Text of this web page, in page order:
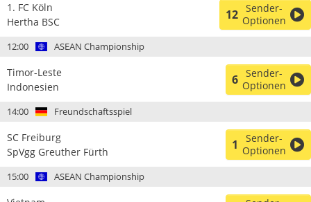
1. FC Köln
Hertha BSC
12 Sender-
Optionen
12:00 ASEAN Championship
Timor-Leste
Indonesien
6 Sender-
Optionen
14:00 Freundschaftsspiel
SC Freiburg
SpVgg Greuther Fürth
1
Sender-
Optionen
15:00 ASEAN Championship